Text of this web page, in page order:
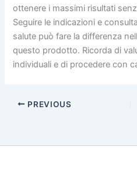
ottenere i massimi risultati
Seguire le indicazioni e
salute può fare la differenza
questo prodotto. Ricorda di
individuali e di procedere con
PREVIOUS